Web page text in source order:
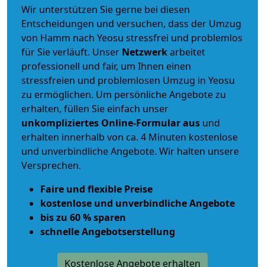
Wir unterstützen Sie gerne bei diesen
Entscheidungen und versuchen, dass der Umzug
von Hamm nach Yeosu stressfrei und problemlos
für Sie verläuft. Unser Netzwerkarbeitet
professionell und fair, um Ihnen einen
stressfreien und problemlosen Umzug in Yeosu
zu ermöglichen. Um persönliche Angebote zu
erhalten, füllen Sie einfach unser
unkompliziertes Online-Formular aus und
erhalten innerhalb von ca. 4 Minuten kostenlose
und unverbindliche Angebote. Wir halten unsere
Versprechen.
Faire und flexible Preise
kostenlose und unverbindliche Angebote
bis zu 60 % sparen
schnelle Angebotserstellung
Kostenlose Angebote erhalten